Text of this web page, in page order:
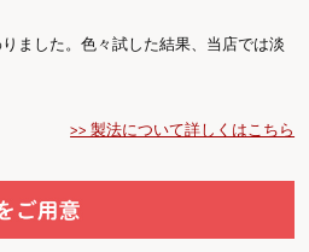
ました。色々試した結果、当店では淡
>> 製法について詳しくはこちら